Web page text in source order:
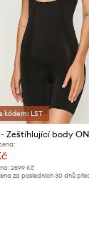
kódem: LST
2599 Kč
za posledních 30 dnů